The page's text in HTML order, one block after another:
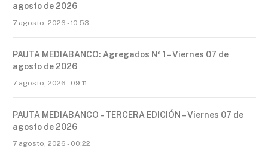
agosto de 2026
7 agosto, 2026 - 10:53
PAUTA MEDIABANCO: Agregados Nº 1 – Viernes 07 de
agosto de 2026
7 agosto, 2026 - 09:11
PAUTA MEDIABANCO – TERCERA EDICIÓN – Viernes 07 de
agosto de 2026
7 agosto, 2026 - 00:22